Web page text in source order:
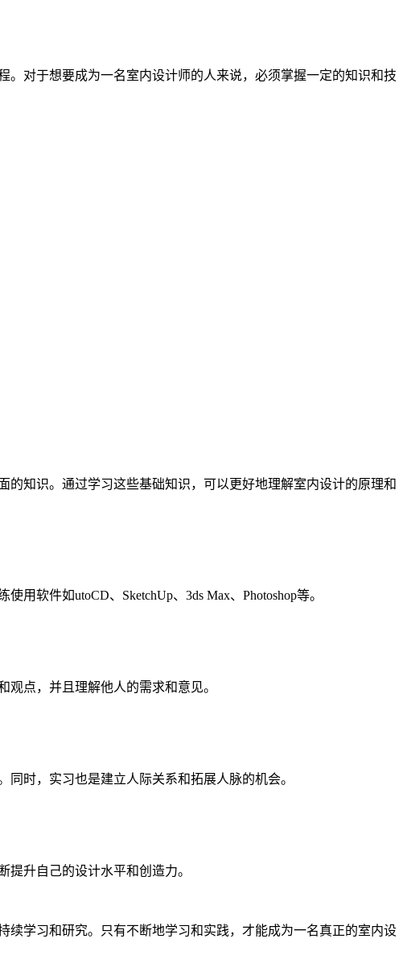
对于想要成为一名室内设计师的人来说，必须掌握一定的知识和技
知识。通过学习这些基础知识，可以更好地理解室内设计的原理和
软件如utoCD、SketchUp、3ds Max、Photoshop等。
点，并且理解他人的需求和意见。
时，实习也是建立人际关系和拓展人脉的机会。
升自己的设计水平和创造力。
学习和研究。只有不断地学习和实践，才能成为一名真正的室内设